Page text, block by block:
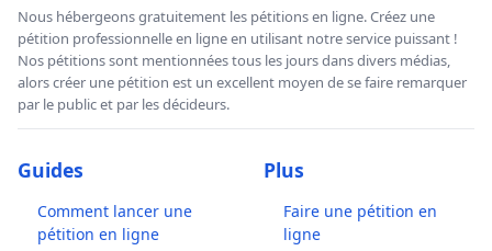
Nous hébergeons gratuitement les pétitions en ligne. Créez une
pétition professionnelle en ligne en utilisant notre service puissant !
Nos pétitions sont mentionnées tous les jours dans divers médias,
alors créer une pétition est un excellent moyen de se faire remarquer
par le public et par les décideurs.
Guides
Comment lancer une
pétition en ligne
Plus
Faire une pétition en
ligne